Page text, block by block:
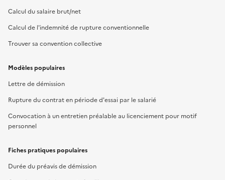
Calcul du salaire brut/net
Calcul de l'indemnité de rupture conventionnelle
Trouver sa convention collective
Modèles populaires
Lettre de démission
Rupture du contrat en période d'essai par le salarié
Convocation à un entretien préalable au licenciement pour motif
personnel
Fiches pratiques populaires
Durée du préavis de démission